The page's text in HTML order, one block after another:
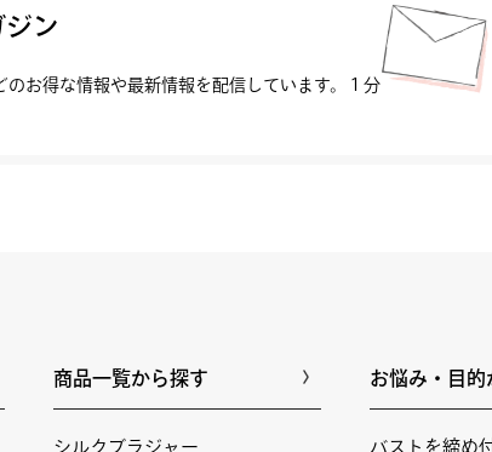
ン
のお得な情報や最新情報を配信しています。１分
商品一覧から探す お悩み・目的